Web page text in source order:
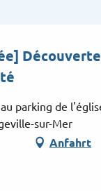
parking de
sur-Mer
Anfahrt